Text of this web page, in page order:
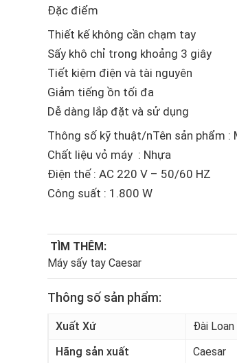
Đặc điểm
Thiết kế không cần chạm tay
Sấy khô chỉ trong khoảng 3 giây
Tiết kiệm điện và tài nguyên
Giảm tiếng ồn tối đa
Dễ dàng lắp đặt và sử dụng
Thông số kỹ thuật/nTên sản phẩm
Chất liệu vỏ máy : Nhựa
Điện thế : AC 220 V – 50/60 HZ
Công suất : 1.800 W
TÌM THÊM:
Máy sấy tay Caesar
Thông số sản phẩm:
Xuất Xứ
Đài Loan
Hãng sản xuất
Caesar